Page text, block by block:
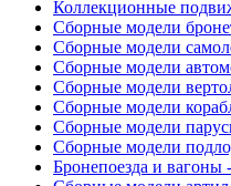
Коллекционные
Сборные модели
Сборные модели
Сборные модели
Сборные модели
Сборные модели
Сборные модели
Сборные модели
Бронепоезда и